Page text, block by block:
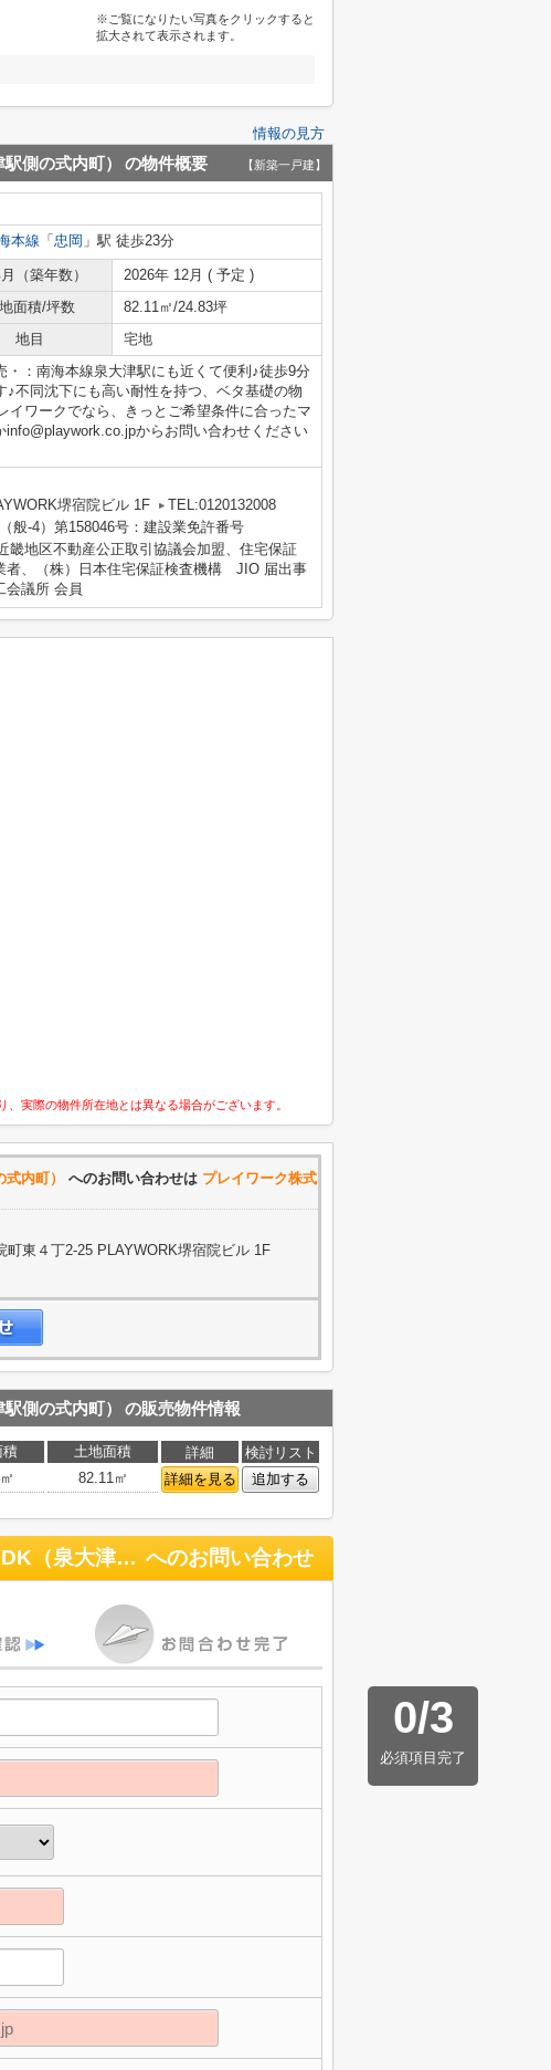
※ご覧になりたい写真をクリックすると
拡大されて表示されます。
情報の見方
側の式内町） の物件概要 【新築一戸建】
本線 「 忠岡 」駅 徒歩23分
（築年数）
2026年 12月 ( 予定 )
面積/坪数
82.11㎡/24.83坪
地目 宅地
・：南海本線泉大津駅にも近くて便利♪徒歩9分
不同沈下にも高い耐性を持つ、ベタ基礎の物
イワークでなら、きっとご希望条件に合ったマ
info@playwork.co.jpからお問い合わせください
堺宿院ビル 1F
TEL:0120132008
般-4）第158046号：建設業免許番号
畿地区不動産公正取引協議会加盟、住宅保証
者、（株）日本住宅保証検査機構 JIO 届出事
会議所 会員
実際の物件所在地とは異なる場合がございます。
内町） へのお問い合わせは プレイワーク株式
町東４丁2-25 PLAYWORK堺宿院ビル 1F
側の式内町） の販売物件情報
積 土地面積 詳細
検討リスト
82.11㎡ 詳細を見る 追加する
【プレイワーク式内町】旭小・新築建売・4LDK（泉大津駅側の式内町） へのお問い合わせ
0/3
必須項目完了